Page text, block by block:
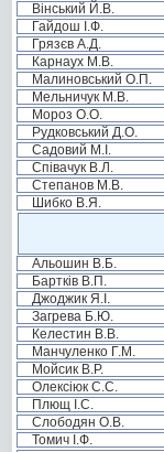
Вінський Й.В.
Гайдош І.Ф.
Грязєв А.Д.
Карнаух М.В.
Малиновський О.П.
Мельничук М.В.
Мороз О.О.
Рудковський Д.О.
Садовий М.І.
Співачук В.Л.
Степанов М.В.
Шибко В.Я.
Альошин В.Б.
Бартків В.П.
Джоджик Я.І.
Загрева Б.Ю.
Келестин В.В.
Манчуленко Г.М.
Мойсик В.Р.
Олексіюк С.С.
Плющ І.С.
Слободян О.В.
Томич І.Ф.